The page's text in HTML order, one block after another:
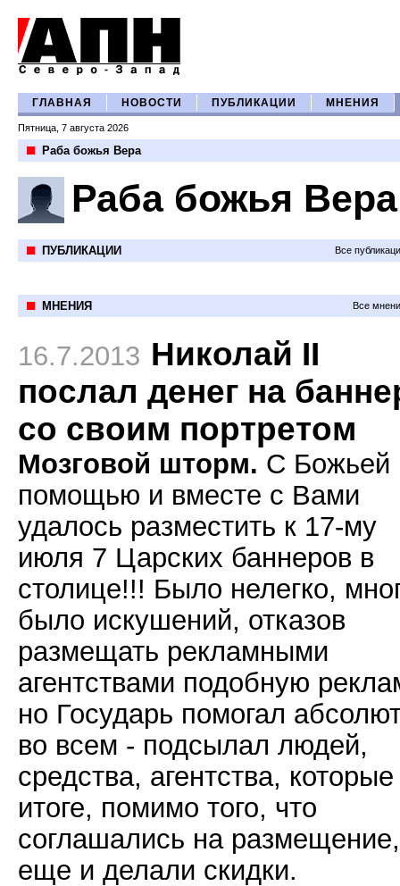
ГЛАВНАЯ НОВОСТИ ПУБЛИКАЦИИ МНЕНИЯ
Пятница, 7 августа 2026
Раба божья Вера
Раба божья Вера
ПУБЛИКАЦИИ Все
МНЕНИЯ Все
16.7.2013 Николай II
послал денег на
со своим портретом
Мозговой шторм. С Божьей
помощью и вместе с Вами
удалось разместить к 17-му
июля 7 Царских баннеров в
столице!!! Было нелегко,
было искушений, отказов
размещать рекламными
агентствами подобную
но Государь помогал
во всем - подсылал людей,
средства, агентства,
итоге, помимо того, что
соглашались на размещение,
еще и делали скидки.